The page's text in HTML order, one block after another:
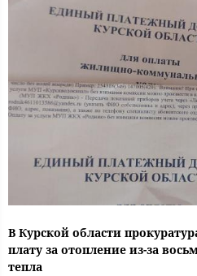
В Курской области
плату за отопление из-за
тепла